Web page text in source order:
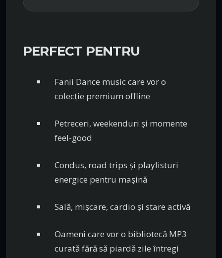
PERFECT PENTRU
Fanii Dance music care vor o
colecție premium offline
Petreceri, weekenduri și momente
feel-good
Condus, road trips și playlisturi
energice pentru mașină
Sală, mișcare, cardio și stare activă
Oameni care vor o bibliotecă MP3
curată fără să piardă zile întregi